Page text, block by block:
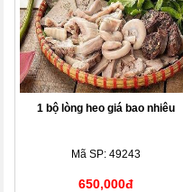
1 bộ lòng heo giá bao nhiêu
Mã SP: 49243
650,000đ